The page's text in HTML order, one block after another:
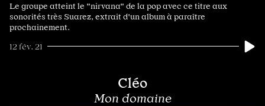
Le groupe atteint le "nirvana" de la pop avec ce titre aux
sonorités très Suarez, extrait d'un album à paraître
prochainement.
12 fév. 21
Cléo
Mon domaine